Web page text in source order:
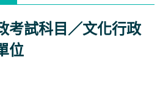
考試科目／文化行政
位